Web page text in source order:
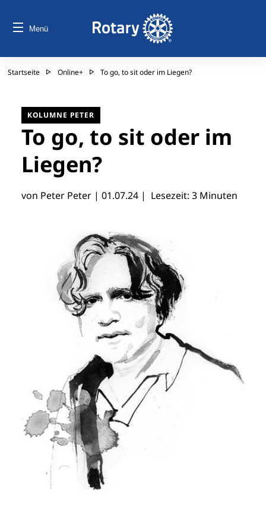
Menü
Startseite Online+ To go, to sit oder im Liegen?
KOLUMNE PETER
To go, to sit oder im
Liegen?
von Peter Peter | 01.07.24 | Lesezeit: 3 Minuten